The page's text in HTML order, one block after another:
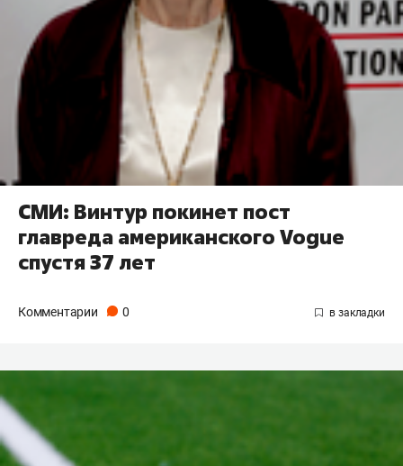
СМИ: Винтур покинет пост
главреда американского Vogue
спустя 37 лет
Комментарии 0